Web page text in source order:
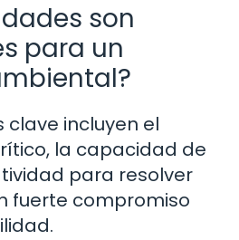
son
para un
clave incluyen el
la capacidad de
para resolver
fuerte compromiso